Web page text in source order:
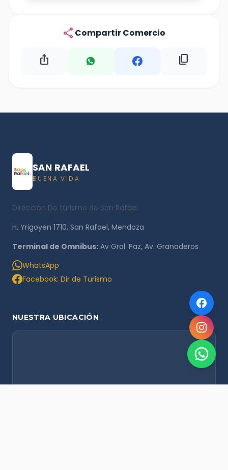
share Compartir Comercio
ios_share content_copy
SAN RAFAEL
BUENA VIDA
Dirección De turismo de San Rafael
H. Yrigoyen 1710, San Rafael, Mendoza
Terminal de Omnibus: Av Gral. Paz, Av. Granaderos
WhatsApp
Facebook: Dir de Turismo
NUESTRA UBICACIÓN